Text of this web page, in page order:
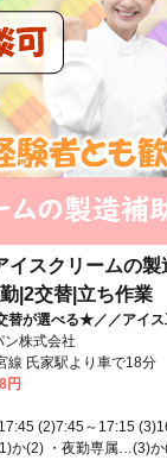
イスクリームの
|2交替|立ち作業
が選べる★／／アイス
女活躍中！社販あり＆
ン株式会社
線 氏家駅より車で18分
円
(2)7:45～17:15
か(2) ・夜勤専属…(3)